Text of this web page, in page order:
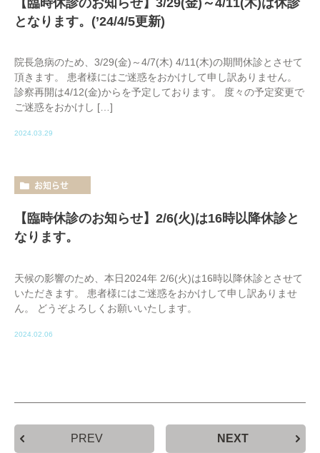
となります。(’24/4/5更新)
院長急病のため、3/29(金)～4/7(木) 4/11(木)の期間休診とさせて
頂きます。 患者様にはご迷惑をおかけして申し訳ありません。
診察再開は4/12(金)からを予定しております。 度々の予定変更で
ご迷惑をおかけし […]
2024.03.29
お知らせ
【臨時休診のお知らせ】2/6(火)は16時以降休診と
なります。
天候の影響のため、本日2024年 2/6(火)は16時以降休診とさせて
いただきます。 患者様にはご迷惑をおかけして申し訳ありませ
ん。 どうぞよろしくお願いいたします。
2024.02.06
PREV NEXT